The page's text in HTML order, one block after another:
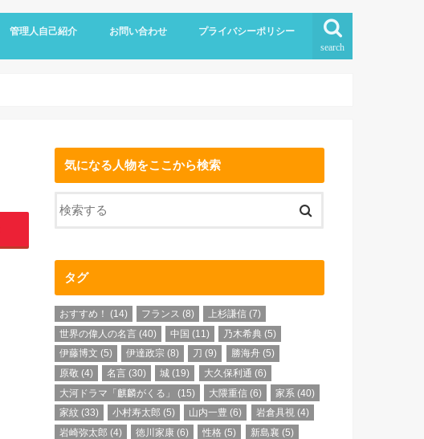
search
管理人自己紹介 お問い合わせ プライバシーポリシー
気になる人物をここから検索
タグ
おすすめ！ (14) フランス (8) 上杉謙信 (7)
世界の偉人の名言 (40) 中国 (11) 乃木希典 (5)
伊藤博文 (5) 伊達政宗 (8) 刀 (9) 勝海舟(5)
原敬 (4) 名言 (30) 城 (19) 大久保利通 (6)
大河ドラマ「麒麟がくる」
(15) 大隈重信 (6) 家系 (40)
家紋 (33) 小村寿太郎 (5) 山内一豊 (6) 岩倉具視(4)
岩崎弥太郎 (4) 徳川家康 (6) 性格 (5) 新島襄 (5)